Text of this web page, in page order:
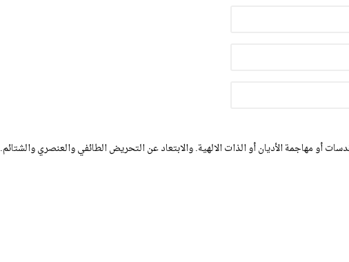
أو مهاجمة الأديان أو الذات الالهية. والابتعاد عن التحريض الطائفي والعنصري والشتائم.